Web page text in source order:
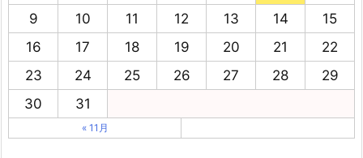
9
10 11 12 13 14
15
16
17 18 19 20 21
22
23
24 25 26 27 28
29
30
31
« 11月